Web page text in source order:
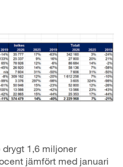
1,6 miljoner
jämfört med januari